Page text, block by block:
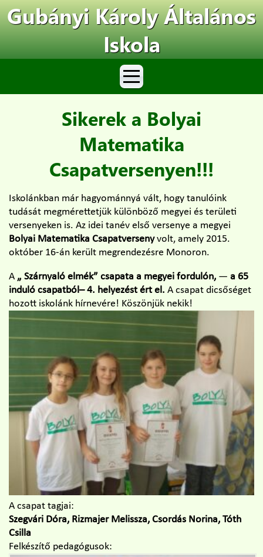
Gubányi Károly Általános
Iskola
Sikerek a Bolyai
Matematika
Csapatversenyen!!!
Iskolánkban már hagyománnyá vált, hogy tanulóink
tudását megmérettetjük különböző megyei és területi
versenyeken is. Az idei tanév első versenye a megyei
Bolyai Matematika Csapatversenyvolt, amely 2015.
október 16-án került megrendezésre Monoron.
A „ Szárnyaló elmék” csapata a megyei fordulón, — a 65
induló csapatból– 4. helyezést ért el. A csapat dicsőséget
hozott iskolánk hírnevére! Köszönjük nekik!
A csapat tagjai:
Szegvári Dóra, Rizmajer Melissza, Csordás Norina, Tóth
Csilla
Felkészítő pedagógusok: